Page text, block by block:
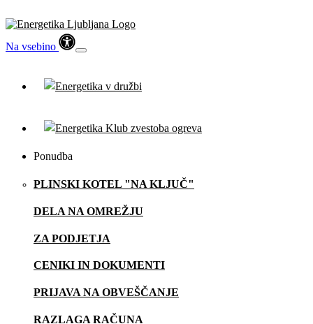
Na vsebino
Ponudba
PLINSKI KOTEL "NA KLJUČ"
DELA NA OMREŽJU
ZA PODJETJA
CENIKI IN DOKUMENTI
PRIJAVA NA OBVEŠČANJE
RAZLAGA RAČUNA